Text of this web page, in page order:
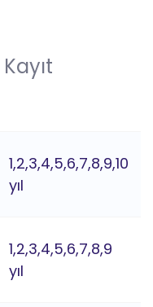
1,2,3,4,5,6,7,8,9,10
yıl
1,2,3,4,5,6,7,8,9
yıl